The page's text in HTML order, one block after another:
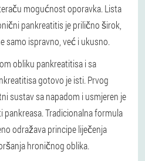
mogućnost oporavka. Lista
pankreatitis je prilično širok,
samo ispravno, već i ukusno.
obliku pankreatitisa i sa
gotovo je isti. Prvog
sustav sa napadom i usmjeren je
pankreasa. Tradicionalna formula
odražava principe liječenja
hroničnog oblika.